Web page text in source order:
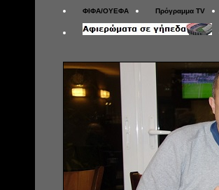
ΦΙΦΑ/ΟΥΕΦΑ Πρόγραμμα TV